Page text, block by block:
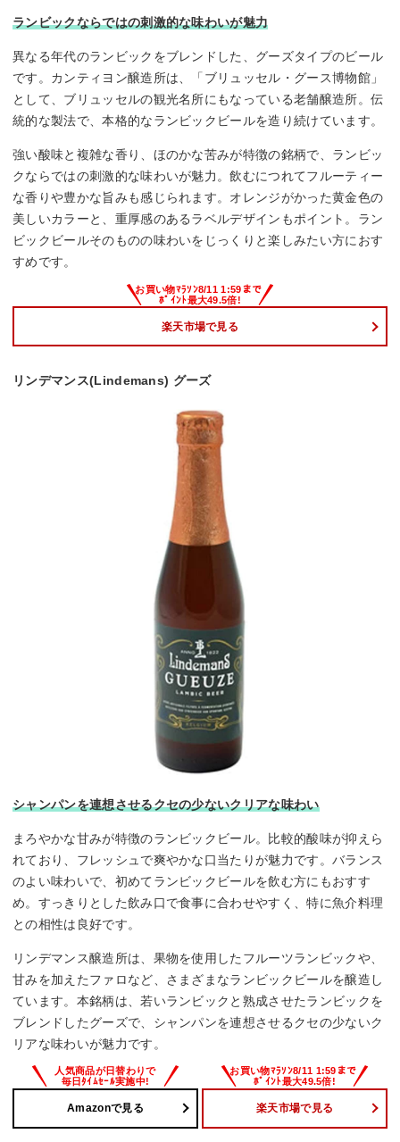
ランビックならではの刺激的な味わいが魅力
異なる年代のランビックをブレンドした、グーズタイプのビール
です。カンティヨン醸造所は、「ブリュッセル・グース博物館」
として、ブリュッセルの観光名所にもなっている老舗醸造所。伝
統的な製法で、本格的なランビックビールを造り続けています。
強い酸味と複雑な香り、ほのかな苦みが特徴の銘柄で、ランビッ
クならではの刺激的な味わいが魅力。飲むにつれてフルーティー
な香りや豊かな旨みも感じられます。オレンジがかった黄金色の
美しいカラーと、重厚感のあるラベルデザインもポイント。ラン
ビックビールそのものの味わいをじっくりと楽しみたい方におす
すめです。
楽天市場で見る
リンデマンス(Lindemans) グーズ
シャンパンを連想させるクセの少ないクリアな味わい
まろやかな甘みが特徴のランビックビール。比較的酸味が抑えら
れており、フレッシュで爽やかな口当たりが魅力です。バランス
のよい味わいで、初めてランビックビールを飲む方にもおすす
め。すっきりとした飲み口で食事に合わせやすく、特に魚介料理
との相性は良好です。
リンデマンス醸造所は、果物を使用したフルーツランビックや、
甘みを加えたファロなど、さまざまなランビックビールを醸造し
ています。本銘柄は、若いランビックと熟成させたランビックを
ブレンドしたグーズで、シャンパンを連想させるクセの少ないク
リアな味わいが魅力です。
Amazonで見る 楽天市場で見る